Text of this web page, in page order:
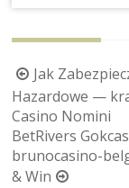
Jak
Hazardowe —
Casino Nomini
BetRivers
brunocasino-
& Win